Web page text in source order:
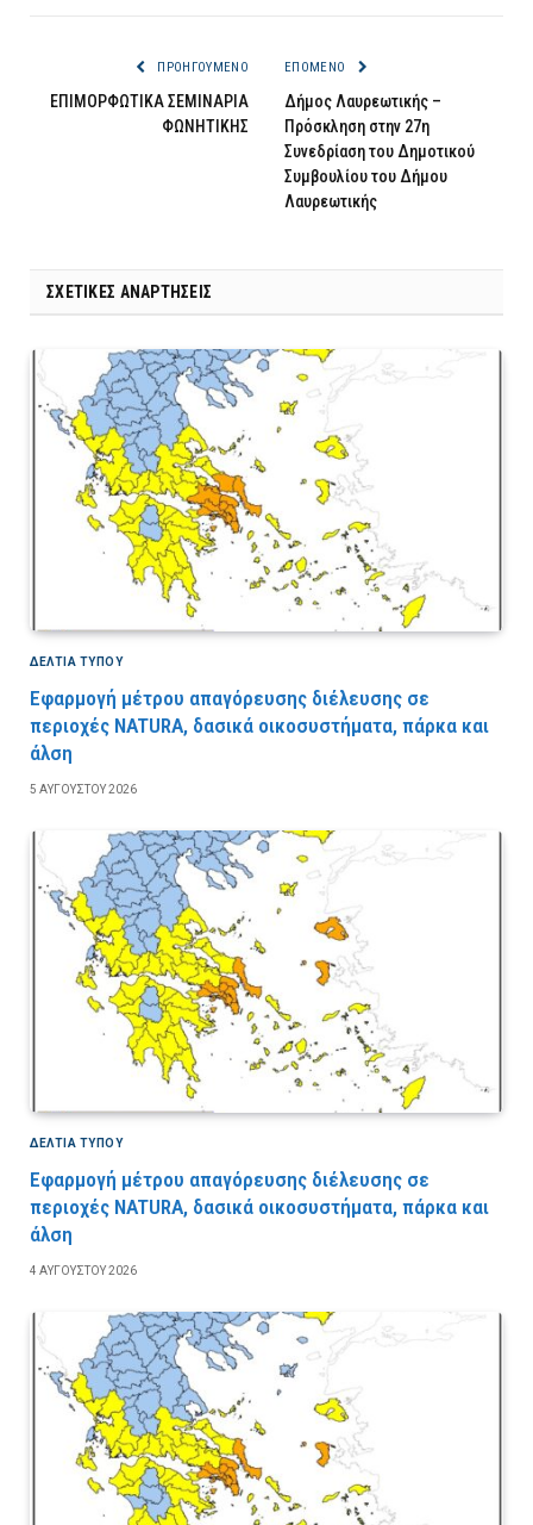
ΠΡΟΗΓΟΎΜΕΝΟ
ΕΠΙΜΟΡΦΩΤΙΚΑ ΣΕΜΙΝΑΡΙΑ
ΦΩΝΗΤΙΚΗΣ
ΕΠΌΜΕΝΟ
Δήμος Λαυρεωτικής –
Πρόσκληση στην 27η
Συνεδρίαση του Δημοτικού
Συμβουλίου του Δήμου
Λαυρεωτικής
ΣΧΕΤΙΚΈΣ ΑΝΑΡΤΉΣΕΙΣ
ΔΕΛΤΙΑ ΤΥΠΟΥ
Εφαρμογή μέτρου απαγόρευσης διέλευσης σε
περιοχές NATURA, δασικά οικοσυστήματα, πάρκα και
άλση
5 ΑΥΓΟΎΣΤΟΥ 2026
ΔΕΛΤΙΑ ΤΥΠΟΥ
Εφαρμογή μέτρου απαγόρευσης διέλευσης σε
περιοχές NATURA, δασικά οικοσυστήματα, πάρκα και
άλση
4 ΑΥΓΟΎΣΤΟΥ 2026